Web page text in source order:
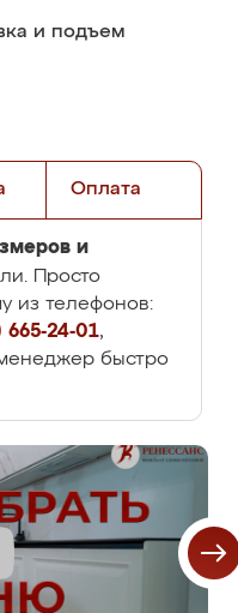
и подъем
Оплата
и
Просто
из телефонов:
665-24-01,
быстро